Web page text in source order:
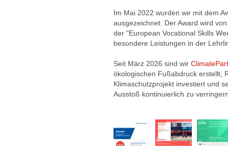
Im Mai 2022 wurden wir mit dem
ausgezeichnet. Der Award wird
der "European Vocational Skills
besondere Leistungen in der
Seit März 2026 sind wir
ökologischen Fußabdruck erstellt,
Klimaschutzprojekt investiert und
Ausstoß kontinuierlich zu